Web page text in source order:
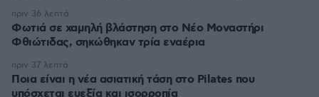
Φωτιά σε χαμηλή βλάστηση στο Νέο Μοναστήρι
Φθιώτιδας, σηκώθηκαν τρία εναέρια
πριν 36 λεπτά
Ποια είναι η νέα ασιατική τάση στο Pilates που
πριν 37 λεπτά